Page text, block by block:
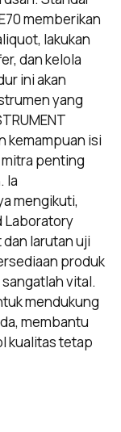
memberikan
lakukan
dan kelola
ini akan
yang
kemampuan isi
penting
Ia
mengikuti,
Laboratory
larutan uji
produk
vital.
mendukung
membantu
kualitas tetap